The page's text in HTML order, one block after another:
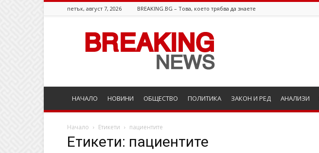
петък, август 7, 2026 BREAKING.BG – Това, което трябва да знаете
Breaking.bg
НАЧАЛО НОВИНИ ОБЩЕСТВО ПОЛИТИКА ЗАКОН И РЕД АНАЛИЗИ
Начало Етикети пациентите
Етикети: пациентите